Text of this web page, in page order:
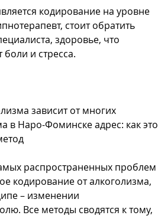
кодирование на уровне
стоит обратить
здоровье, что
боли и стресса.
зависит от многих
в Наро-Фоминске адрес: как это
распространенных проблем
кодирование от алкоголизма,
– изменении
Все методы сводятся к тому,